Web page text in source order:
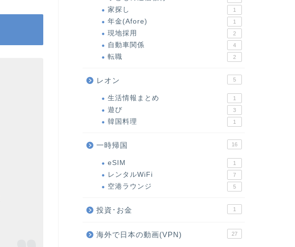
家探し 1
年金(Afore) 1
現地採用 2
自動車関係 4
転職 2
レオン 5
生活情報まとめ 1
遊び 3
韓国料理 1
一時帰国 16
eSIM 1
レンタルWiFi 7
空港ラウンジ 5
投資･お金 1
海外で日本の動画(VPN) 27